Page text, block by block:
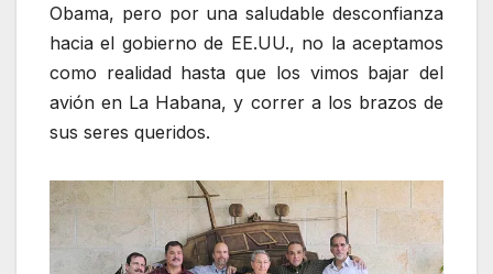
Obama, pero por una saludable desconfianza
hacia el gobierno de EE.UU., no la aceptamos
como realidad hasta que los vimos bajar del
avión en La Habana, y correr a los brazos de
sus seres queridos.